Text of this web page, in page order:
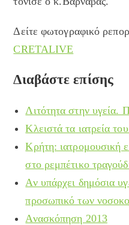
Δείτε φωτογραφικό
CRETALIVE
Διαβάστε επίσης
Λιτότητα στην υγεία.
Κλειστά τα ιατρεία
Κρήτη: ιατρομουσική
στο ρεμπέτικο
Αν υπάρχει δημόσια
προσωπικό των
Ανασκόπηση 2013